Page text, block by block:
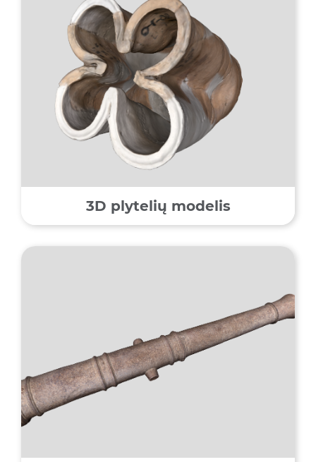
3D plytelių modelis